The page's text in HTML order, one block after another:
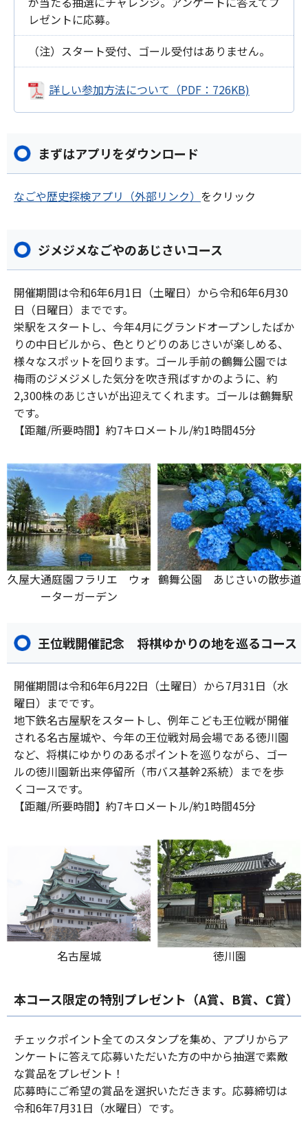
レゼントに応募。
（注）スタート受付、ゴール受付はありません。
詳しい参加方法について（PDF：726KB)
まずはアプリをダウンロード
なごや歴史探検アプリ（外部リンク） をクリック
ジメジメなごやのあじさいコース
開催期間は令和6年6月1日（土曜日）から令和6年6月30
日（日曜日）までです。
栄駅をスタートし、今年4月にグランドオープンしたばか
りの中日ビルから、色とりどりのあじさいが楽しめる、
様々なスポットを回ります。ゴール手前の鶴舞公園では
梅雨のジメジメした気分を吹き飛ばすかのように、約
2,300株のあじさいが出迎えてくれます。ゴールは鶴舞駅
です。
【距離/所要時間】約7キロメートル/約1時間45分
久屋大通庭園フラリエ ウォ
ーターガーデン
鶴舞公園 あじさいの散歩道
王位戦開催記念 将棋ゆかりの地を巡るコース
開催期間は令和6年6月22日（土曜日）から7月31日（水
曜日）までです。
地下鉄名古屋駅をスタートし、例年こども王位戦が開催
される名古屋城や、今年の王位戦対局会場である徳川園
など、将棋にゆかりのあるポイントを巡りながら、ゴー
ルの徳川園新出来停留所（市バス基幹2系統）までを歩
くコースです。
【距離/所要時間】約7キロメートル/約1時間45分
名古屋城 徳川園
本コース限定の特別プレゼント（A賞、B賞、C賞）
チェックポイント全てのスタンプを集め、アプリからア
ンケートに答えて応募いただいた方の中から抽選で素敵
な賞品をプレゼント！
応募時にご希望の賞品を選択いただきます。応募締切は
令和6年7月31日（水曜日）です。